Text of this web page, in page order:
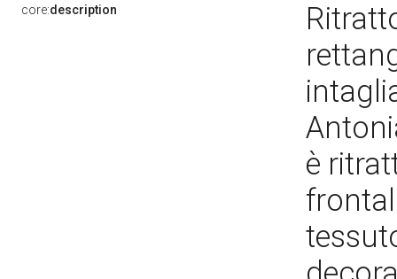
core:description
è